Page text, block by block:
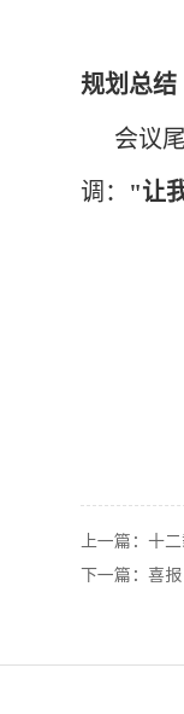
规划总结
会议
调 ： "让
上一篇：十
下一篇：喜